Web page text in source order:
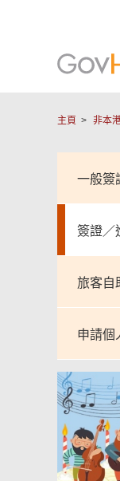
主頁 非本
一般簽
簽證／
旅客自
申請個
相
容
頁
尾
菜
單